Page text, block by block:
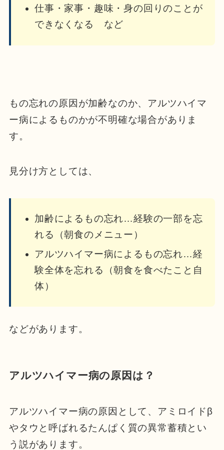
仕事・家事・趣味・身の回りのことが
できなくなる など
もの忘れの原因が加齢なのか、アルツハイマ
ー病によるものかが不明確な場合がありま
す。
見分け方としては、
加齢によるもの忘れ…経験の一部を忘
れる（朝食のメニュー）
アルツハイマー病によるもの忘れ…経
験全体を忘れる（朝食を食べたこと自
体）
などがあります。
アルツハイマー病の原因は？
アルツハイマー病の原因として、アミロイドβ
やタウと呼ばれるたんぱく質の異常蓄積とい
う説があります。